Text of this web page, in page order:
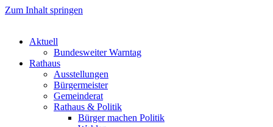
Zum Inhalt springen
Aktuell
Bundesweiter Warntag
Rathaus
Ausstellungen
Bürgermeister
Gemeinderat
Rathaus & Politik
Bürger machen Politik